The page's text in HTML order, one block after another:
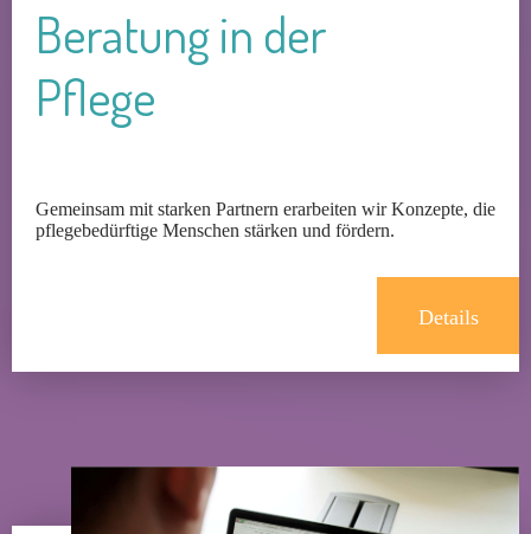
Beratung in der
Pflege
Gemeinsam mit starken Partnern erarbeiten wir Konzepte, die
pflegebedürftige Menschen stärken und fördern.
Details